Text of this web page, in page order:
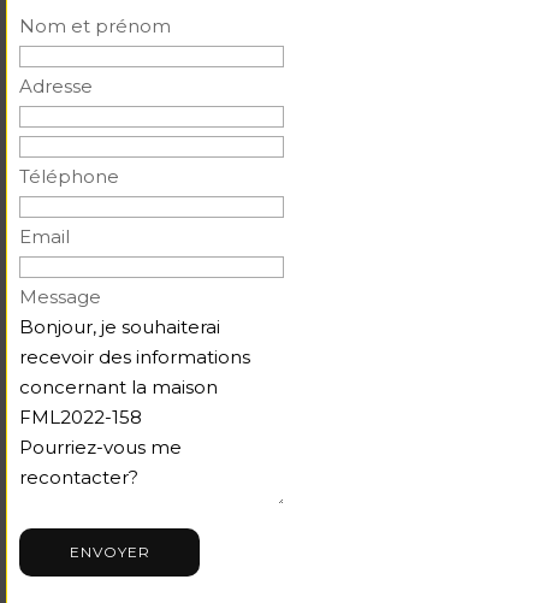
Nom et prénom
Adresse
Téléphone
Email
Message
ENVOYER